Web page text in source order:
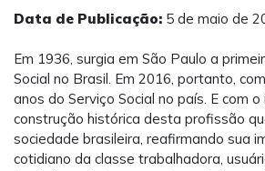
Data de Publicação: 5 de maio de
Em 1936, surgia em São Paulo a
Social no Brasil. Em 2016, portanto,
anos do Serviço Social no país. E com
construção histórica desta profissão
sociedade brasileira, reafirmando sua
cotidiano da classe trabalhadora,